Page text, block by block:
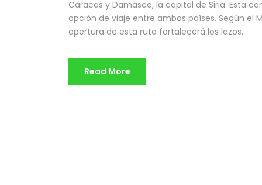
Caracas y Damasco, la capital de Siria. Esta
opción de viaje entre ambos países. Según el
apertura de esta ruta fortalecerá los lazos...
Read More